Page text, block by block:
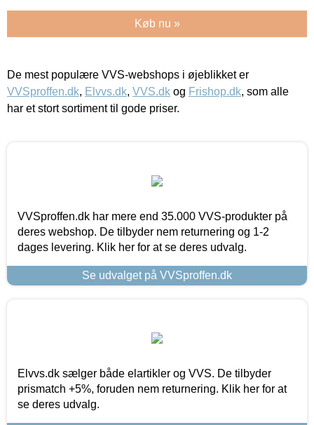
Køb nu »
De mest populære VVS-webshops i øjeblikket er
VVSproffen.dk, Elvvs.dk, VVS.dk og Frishop.dk, som alle
har et stort sortiment til gode priser.
VVSproffen.dk har mere end 35.000 VVS-produkter på
deres webshop. De tilbyder nem returnering og 1-2
dages levering. Klik her for at se deres udvalg.
Se udvalget på VVSproffen.dk
Elvvs.dk sælger både elartikler og VVS. De tilbyder
prismatch +5%, foruden nem returnering. Klik her for at
se deres udvalg.